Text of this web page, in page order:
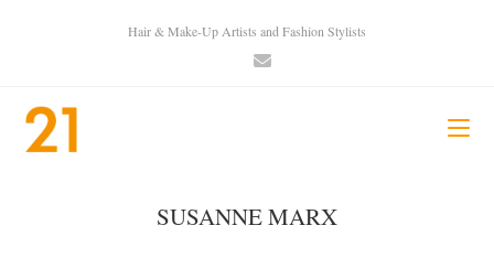
Hair & Make-Up Artists and Fashion Stylists
SUSANNE MARX